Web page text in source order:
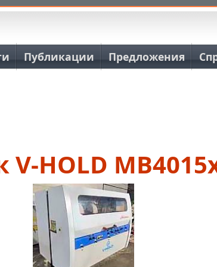
навигация
Публикации Предложения
V-HOLD